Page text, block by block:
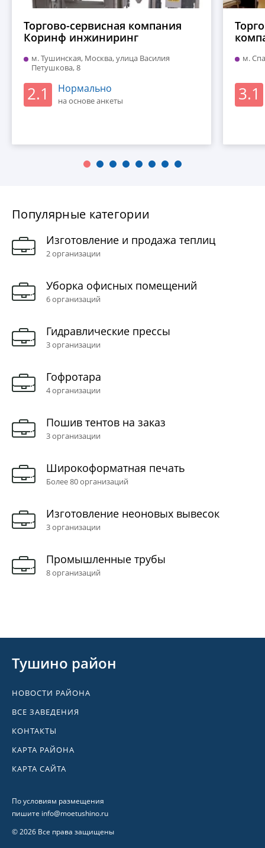
Торгово-сервисная компания
Коринф инжиниринг
м. Тушинская, Москва, улица Василия
Петушкова, 8
2.1 Нормально
на основе анкеты
м.
3.1
Популярные категории
Изготовление и продажа теплиц
2 организации
Уборка офисных помещений
6 организаций
Гидравлические прессы
3 организации
Гофротара
4 организации
Пошив тентов на заказ
3 организации
Широкоформатная печать
Более 80 организаций
Изготовление неоновых вывесок
3 организации
Промышленные трубы
8 организаций
Тушино район
НОВОСТИ РАЙОНА
ВСЕ ЗАВЕДЕНИЯ
КОНТАКТЫ
КАРТА РАЙОНА
КАРТА САЙТА
По условиям размещения
пишите info@moetushino.ru
© 2026 Все права защищены